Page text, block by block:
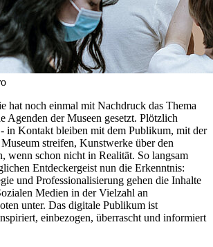
hat noch einmal mit Nachdruck das Thema
Agenden der Museen gesetzt. Plötzlich
in Kontakt bleiben mit dem Publikum, mit der
streifen, Kunstwerke über den
wenn schon nicht in Realität. So langsam
Entdeckergeist nun die Erkenntnis:
und Professionalisierung gehen die Inhalte
Medien in der Vielzahl an
unter. Das digitale Publikum ist
einbezogen, überrascht und informiert